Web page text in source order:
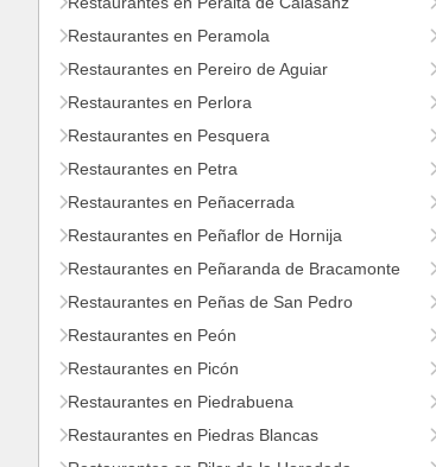
Restaurantes en Peramola
Restaurantes en Pereiro de Aguiar
Restaurantes en Perlora
Restaurantes en Pesquera
Restaurantes en Petra
Restaurantes en Peñacerrada
Restaurantes en Peñaflor de Hornija
Restaurantes en Peñaranda de Bracamonte
Restaurantes en Peñas de San Pedro
Restaurantes en Peón
Restaurantes en Picón
Restaurantes en Piedrabuena
Restaurantes en Piedras Blancas